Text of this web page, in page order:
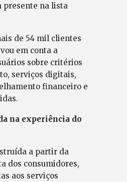
presente na lista
de 54 mil clientes
em conta a
sobre critérios
serviços digitais,
financeiro e
na experiência do
a partir da
dos consumidores,
aos serviços